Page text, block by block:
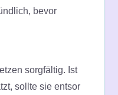
bevor
sorgfältig. Ist
sollte sie entsor